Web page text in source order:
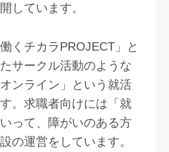
しています。
くチカラPROJECT」と
サークル活動のような
ンライン」という就活
。求職者向けには「就
って、障がいのある方
の運営をしています。